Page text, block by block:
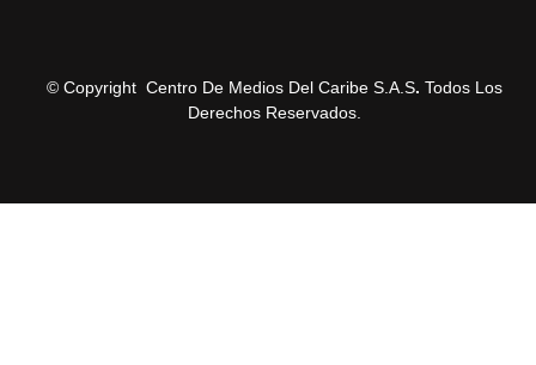
© Copyright Centro De Medios Del Caribe S.A.S. Todos Los
Derechos Reservados.